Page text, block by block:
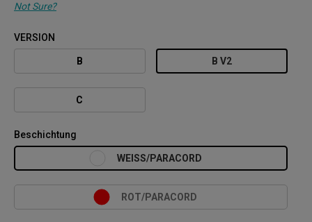
Not Sure?
VERSION
B B V2
C
Beschichtung
WEISS/PARACORD
ROT/PARACORD